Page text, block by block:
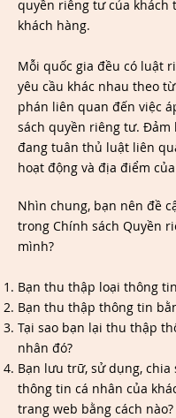
quyền riêng tư của khách
khách hàng.
Mỗi quốc gia đều có luật
yêu cầu khác nhau theo
phán liên quan đến việc
sách quyền riêng tư. Đảm
đang tuân thủ luật liên
hoạt động và địa điểm
Nhìn chung, bạn nên đề
trong Chính sách Quyền
mình?
Bạn thu thập loại thông
Bạn thu thập thông tin
Tại sao bạn lại thu thập
nhân đó?
Bạn lưu trữ, sử dụng, chia
thông tin cá nhân của
trang web bằng cách nào?